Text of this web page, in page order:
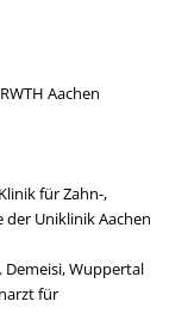
Aachen
für Zahn-,
der Uniklinik Aachen
Demeisi, Wuppertal
für